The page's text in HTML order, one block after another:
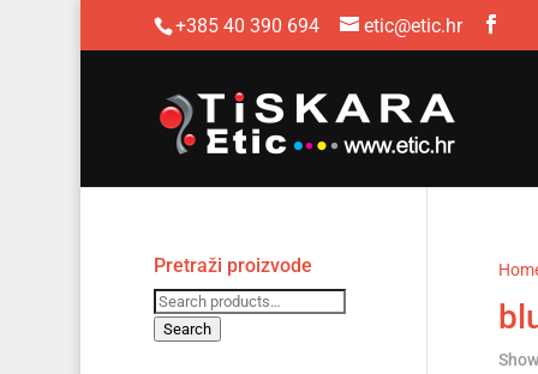
+385 40 390 694 etic@etic.hr
Pretraži proizvode
Search
for:
Search